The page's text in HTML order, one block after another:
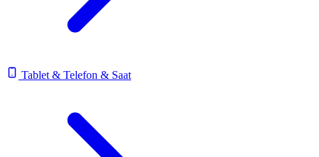
Tablet & Telefon & Saat